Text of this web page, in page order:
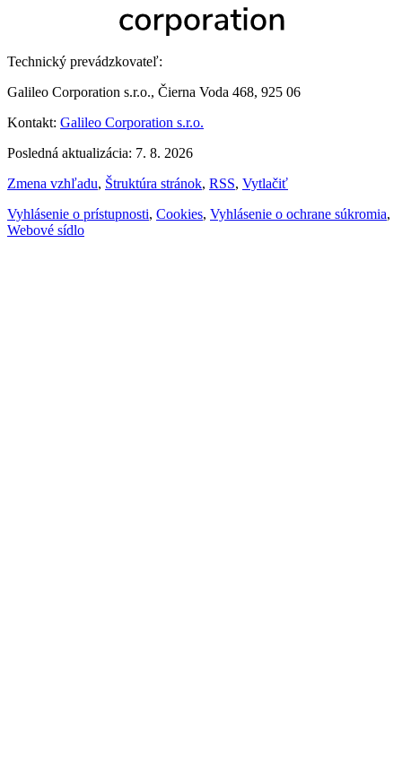
Technický prevádzkovateľ:
Galileo Corporation s.r.o., Čierna Voda 468, 925 06
Kontakt: Galileo Corporation s.r.o.
Posledná aktualizácia: 7. 8. 2026
Zmena vzhľadu, Štruktúra stránok, RSS, Vytlačiť
Vyhlásenie o prístupnosti, Cookies, Vyhlásenie o ochrane súkromia,
Webové sídlo